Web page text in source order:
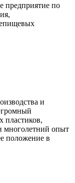
предприятие по
и
пластиков,
многолетний опыт
положение в